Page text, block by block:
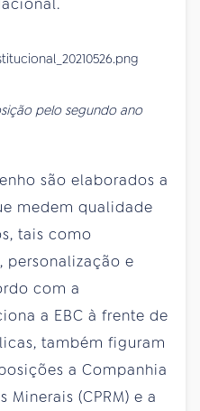
pelo segundo ano
são elaborados a
medem qualidade
tais como
personalização e
com a
a EBC à frente de
também figuram
a Companhia
Minerais (CPRM) e a